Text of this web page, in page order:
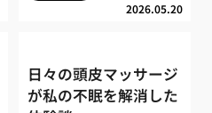
2026.05.20
日々の頭皮マッサージ
が私の不眠を解消した